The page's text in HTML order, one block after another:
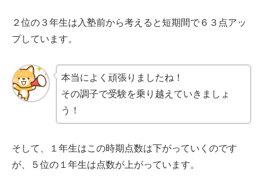
２位の３年生は入塾前から考えると短期間で６３点アッ
プしています。
本当によく頑張りましたね！
その調子で受験を乗り越えていきましょ
う！
そして、１年生はこの時期点数は下がっていくのです
が、５位の１年生は点数が上がっています。